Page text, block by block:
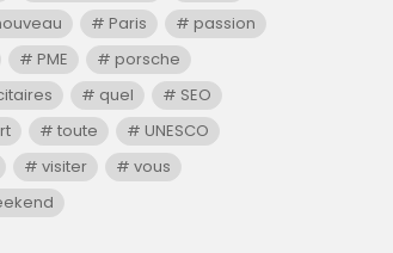
Paris
passion
PME
porsche
quel
SEO
toute
UNESCO
visiter
vous